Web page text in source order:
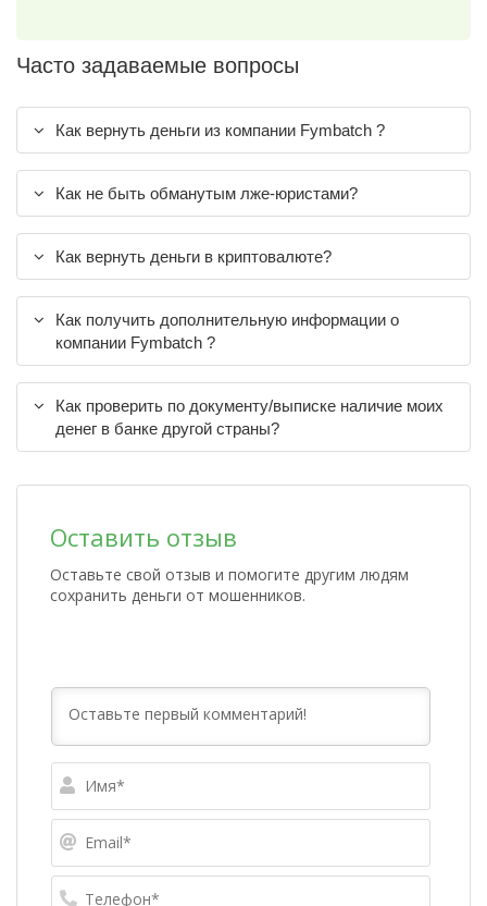
Часто задаваемые вопросы
Как вернуть деньги из компании Fymbatch ?
Как не быть обманутым лже-юристами?
Как вернуть деньги в криптовалюте?
Как получить дополнительную информации о
компании Fymbatch ?
Как проверить по документу/выписке наличие моих
денег в банке другой страны?
Оставить отзыв
Оставьте свой отзыв и помогите другим людям
сохранить деньги от мошенников.